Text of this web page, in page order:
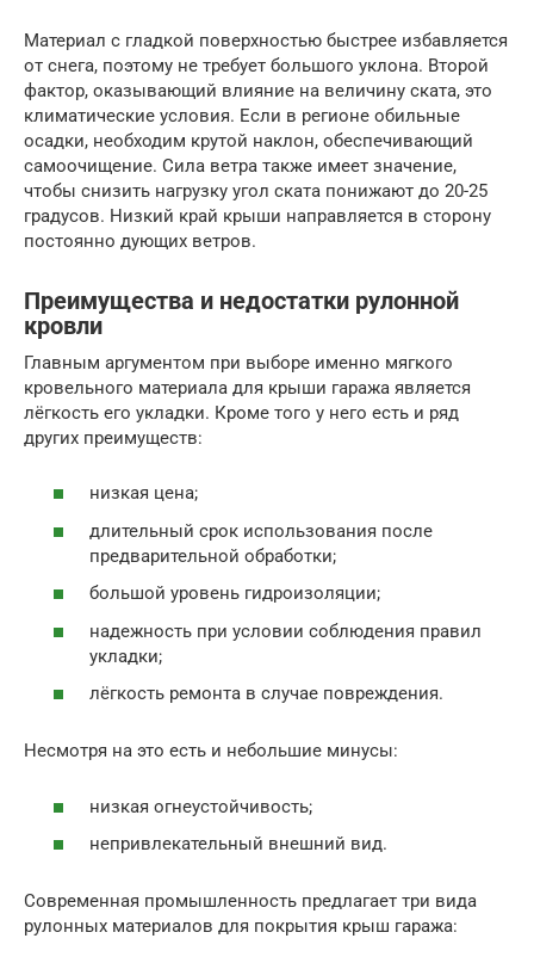
Материал с гладкой поверхностью быстрее избавляется
от снега, поэтому не требует большого уклона. Второй
фактор, оказывающий влияние на величину ската, это
климатические условия. Если в регионе обильные
осадки, необходим крутой наклон, обеспечивающий
самоочищение. Сила ветра также имеет значение,
чтобы снизить нагрузку угол ската понижают до 20-25
градусов. Низкий край крыши направляется в сторону
постоянно дующих ветров.
Преимущества и недостатки рулонной
кровли
Главным аргументом при выборе именно мягкого
кровельного материала для крыши гаража является
лёгкость его укладки. Кроме того у него есть и ряд
других преимуществ:
низкая цена;
длительный срок использования после
предварительной обработки;
большой уровень гидроизоляции;
надежность при условии соблюдения правил
укладки;
лёгкость ремонта в случае повреждения.
Несмотря на это есть и небольшие минусы:
низкая огнеустойчивость;
непривлекательный внешний вид.
Современная промышленность предлагает три вида
рулонных материалов для покрытия крыш гаража: